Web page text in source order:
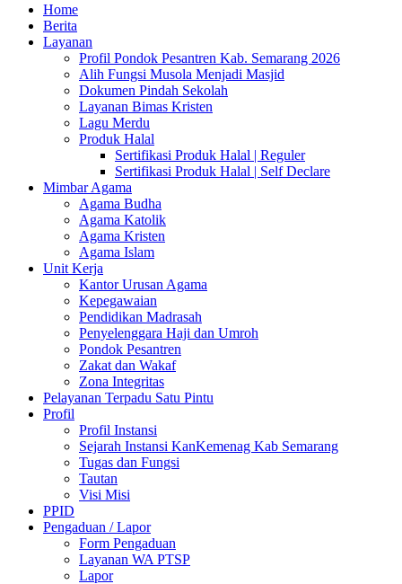
Home
Berita
Layanan
Profil Pondok Pesantren Kab. Semarang 2026
Alih Fungsi Musola Menjadi Masjid
Dokumen Pindah Sekolah
Layanan Bimas Kristen
Lagu Merdu
Produk Halal
Sertifikasi Produk Halal | Reguler
Sertifikasi Produk Halal | Self Declare
Mimbar Agama
Agama Budha
Agama Katolik
Agama Kristen
Agama Islam
Unit Kerja
Kantor Urusan Agama
Kepegawaian
Pendidikan Madrasah
Penyelenggara Haji dan Umroh
Pondok Pesantren
Zakat dan Wakaf
Zona Integritas
Pelayanan Terpadu Satu Pintu
Profil
Profil Instansi
Sejarah Instansi KanKemenag Kab Semarang
Tugas dan Fungsi
Tautan
Visi Misi
PPID
Pengaduan / Lapor
Form Pengaduan
Layanan WA PTSP
Lapor